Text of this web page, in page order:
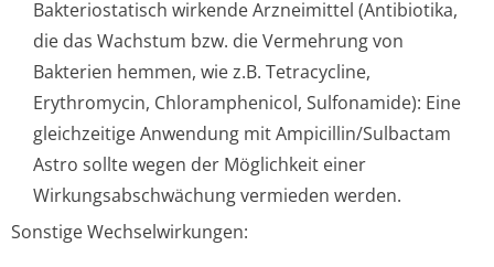
Bakteriostatisch wirkende Arzneimittel (Antibiotika,
die das Wachstum bzw. die Vermehrung von
Bakterien hemmen, wie z.B. Tetracycline,
Erythromycin, Chloramphenicol, Sulfonamide): Eine
gleichzeitige Anwendung mit Ampicillin/Sul­bactam
Astro sollte wegen der Möglichkeit einer
Wirkungsabschwächung vermieden werden.
Sonstige Wechselwirkungen: